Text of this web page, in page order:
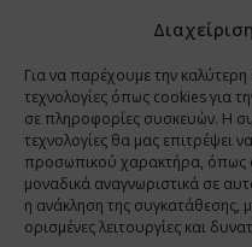
Για να παρέχουμε την
τεχνολογίες όπως cookies για
σε πληροφορίες συσκευών. Η
τεχνολογίες θα μας επιτρέψει
προσωπικού χαρακτήρα, όπως
μοναδικά αναγνωριστικά σε
η ανάκληση της συγκατάθεσης,
ορισμένες λειτουργίες και
Copyright 2009 -
www.PharmaManage.gr •
•
PharmaManage.gr